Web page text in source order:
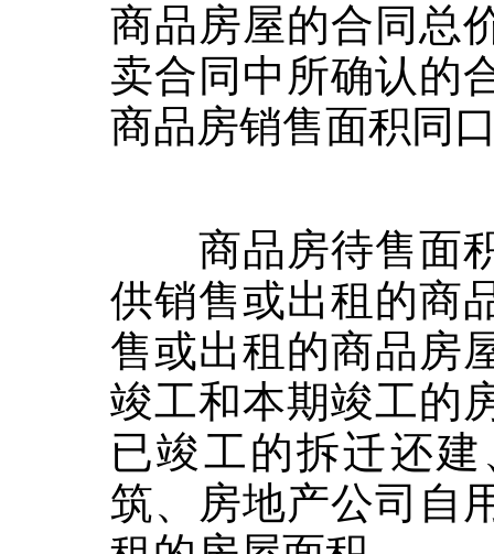
商品房屋的合同总
卖合同中所确认的
商品房销售面积同
商品房待售面积
供销售或出租的商
售或出租的商品房
竣工和本期竣工的
已竣工的拆迁还
筑、房地产公司自